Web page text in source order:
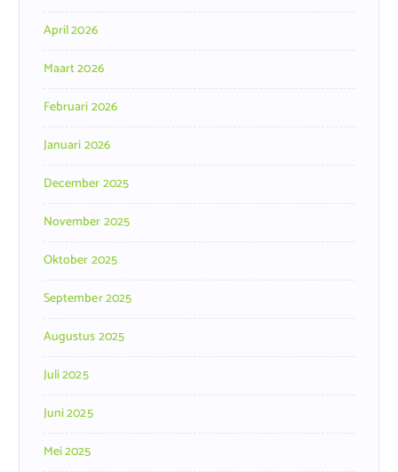
April 2026
Maart 2026
Februari 2026
Januari 2026
December 2025
November 2025
Oktober 2025
September 2025
Augustus 2025
Juli 2025
Juni 2025
Mei 2025